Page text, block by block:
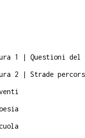
1 | Questioni del
2 | Strade